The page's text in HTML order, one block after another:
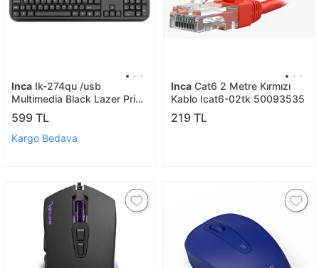
Inca Ik-274qu /usb
Multimedia Black Lazer Print
Teknoloji Klavye Kl Inca Ik-
274qu
599 TL
Kargo Bedava
Inca Cat6 2 Metre Kırmızı
Kablo Icat6-02tk 50093535
219 TL